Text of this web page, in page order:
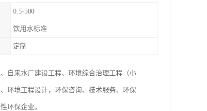
0.5-500
饮用水标准
定制
自来水厂建设工程、环境综合治理工程（小
环境工程设计，环保咨询、技术服务、环保
环保企业。